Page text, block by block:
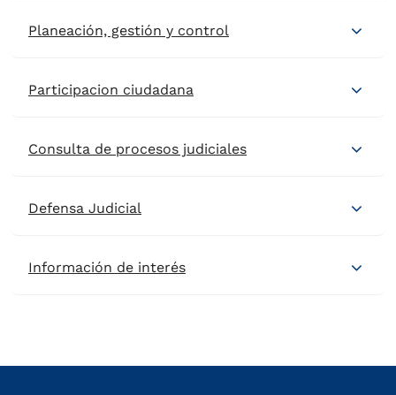
Planeación, gestión y control
Participacion ciudadana
Consulta de procesos judiciales
Defensa Judicial
Información de interés